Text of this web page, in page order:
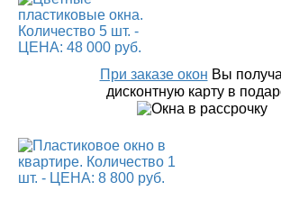
При заказе окон Вы
дисконтную карту в